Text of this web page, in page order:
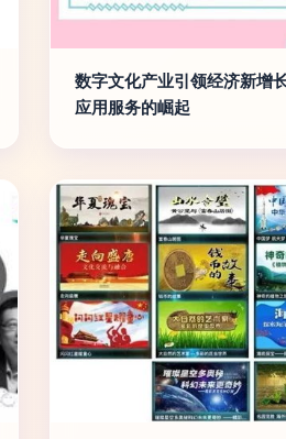
数字文化产业引领经济新增
应用服务的崛起